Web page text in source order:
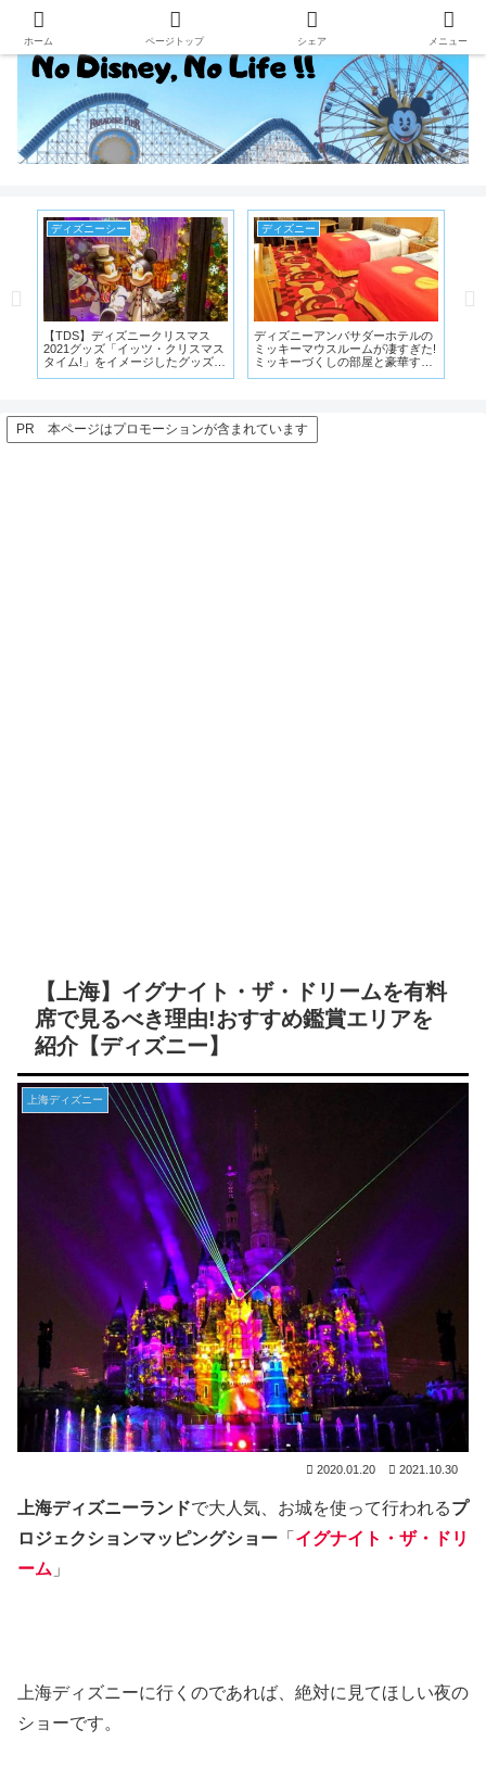
ディズニー
ディズニーのレストランやショッ
プで使用されていたコスチューム
を再利用したグッズが登場!!
ディズニー
ディズニーランドのテーマラン
ド、ディズニーシーのテーマポー
トをモチーフにしたグッズが3回
PR 本ページはプロモーションが含まれています
【上海】イグナイト・ザ・ドリームを有料
席で見るべき理由!おすすめ鑑賞エリアを
紹介【ディズニー】
上海ディズニー
2020.01.20 2021.10.30
上海ディズニーランドで大人気、お城を使って行われるプ
ロジェクションマッピングショー 「 イグナイト・ザ・ドリ
ーム 」
上海ディズニーに行くのであれば、絶対に見てほしい夜の
ショーです。
ホーム ページトップ シェア メニュー